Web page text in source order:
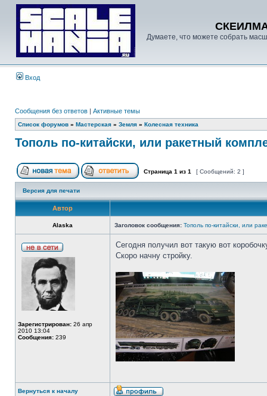
Думаете, что можете собрать
Вход
Сообщения без ответов | Активные темы
Список форумов » Мастерская » Земля » Колесная техника
Тополь по-китайски, или ракетный
Страница 1 из 1 [ Сообщений: 2 ]
Версия для печати
Автор
Alaska Заголовок сообщения: Тополь по-китайски, или
Зарегистрирован: 26 апр
2010 13:04
Сообщения: 239
Сегодня получил вот такую вот
Скоро начну стройку.
Вернуться к началу